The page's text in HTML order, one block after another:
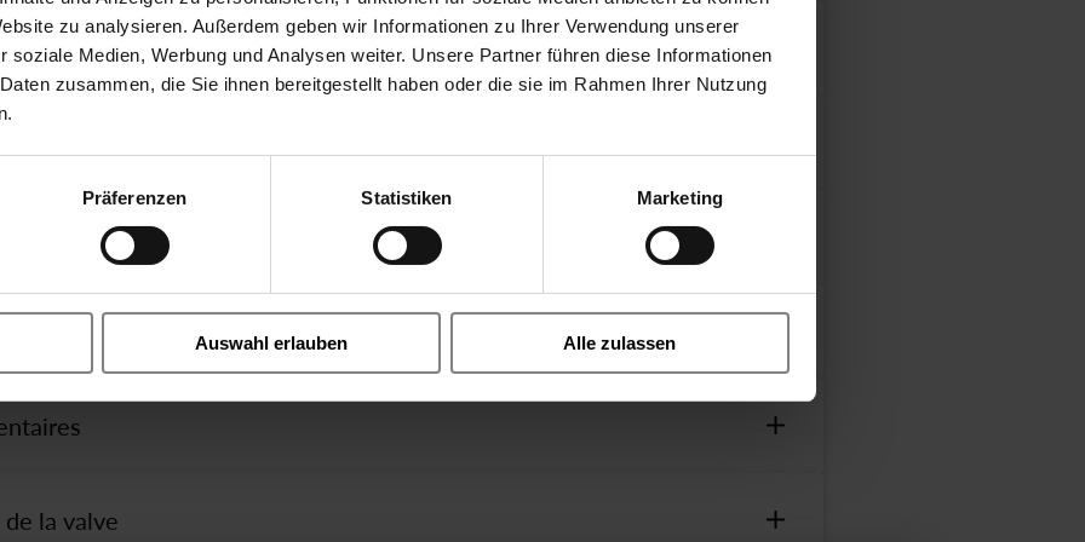
zu analysieren. Außerdem geben wir Informationen zu Ihrer Verwendung unserer
soziale Medien, Werbung und Analysen weiter. Unsere Partner führen diese Informationen
zusammen, die Sie ihnen bereitgestellt haben oder die sie im Rahmen Ihrer Nutzung
Präferenzen Statistiken Marketing
Auswahl erlauben Alle zulassen
Instructions
Maintenance manual A70
70 Pinch Valve pneumatique direct
G3/8 10mm
12 AISI 316L - 1.4435
02
7 axial passage
la valve